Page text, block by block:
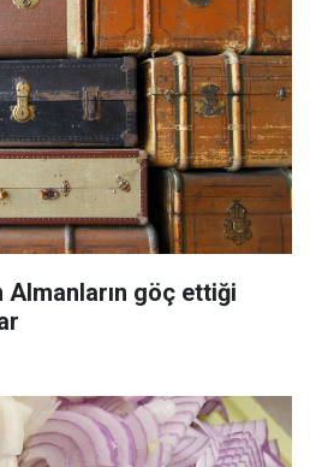
Almanların göç ettiği